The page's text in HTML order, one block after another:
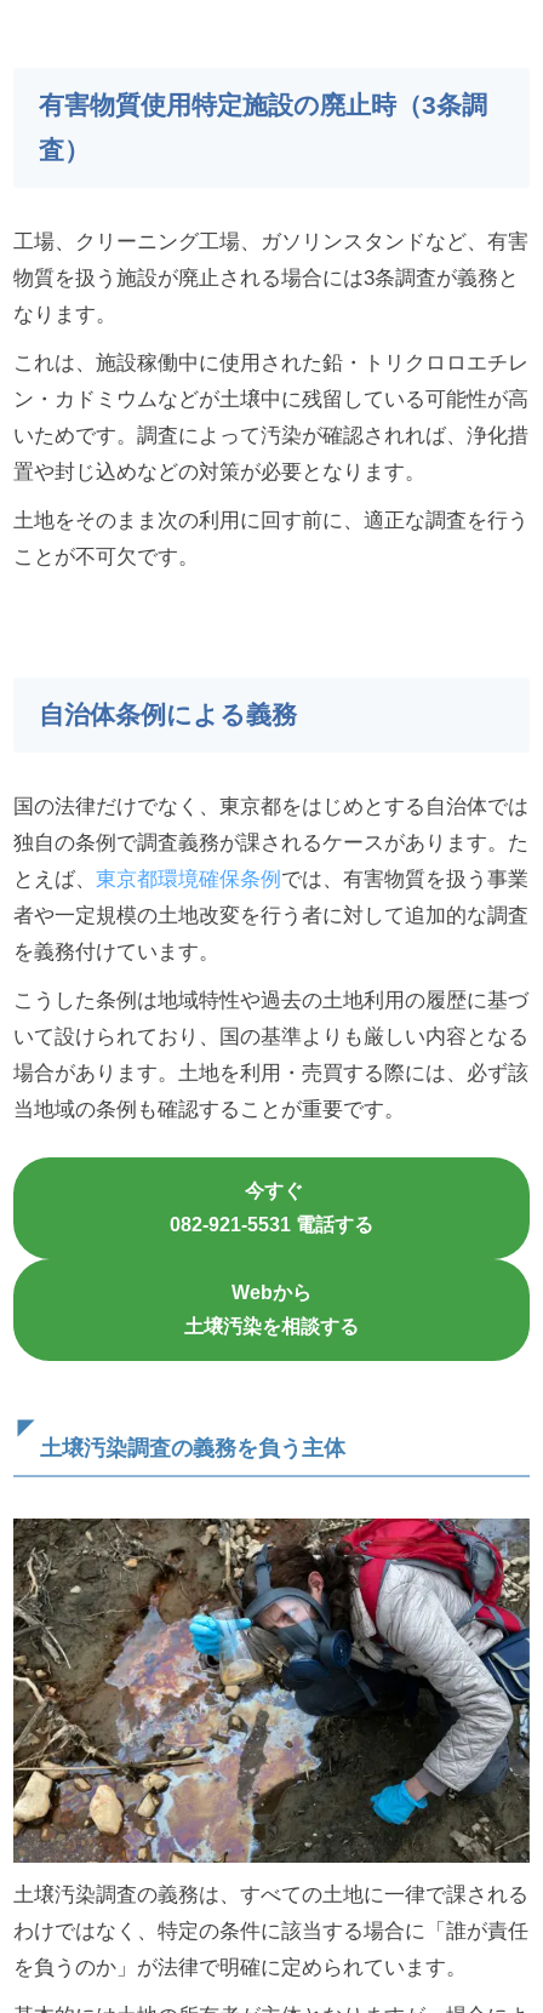
有害物質使用特定施設の廃止時（3条調
査）
工場、クリーニング工場、ガソリンスタンドなど、有害
物質を扱う施設が廃止される場合には3条調査が義務と
なります。
これは、施設稼働中に使用された鉛・トリクロロエチレ
ン・カドミウムなどが土壌中に残留している可能性が高
いためです。調査によって汚染が確認されれば、浄化措
置や封じ込めなどの対策が必要となります。
土地をそのまま次の利用に回す前に、適正な調査を行う
ことが不可欠です。
自治体条例による義務
国の法律だけでなく、東京都をはじめとする自治体では
独自の条例で調査義務が課されるケースがあります。た
とえば、東京都環境確保条例 では、有害物質を扱う事業
者や一定規模の土地改変を行う者に対して追加的な調査
を義務付けています。
こうした条例は地域特性や過去の土地利用の履歴に基づ
いて設けられており、国の基準よりも厳しい内容となる
場合があります。土地を利用・売買する際には、必ず該
当地域の条例も確認することが重要です。
今すぐ
082-921-5531 電話する
Webから
土壌汚染を相談する
土壌汚染調査の義務を負う主体
土壌汚染調査の義務は、すべての土地に一律で課される
わけではなく、特定の条件に該当する場合に「誰が責任
を負うのか」が法律で明確に定められています。